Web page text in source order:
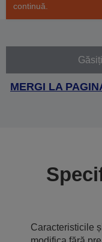
continuă.
MERGI LA
Caracteristicile